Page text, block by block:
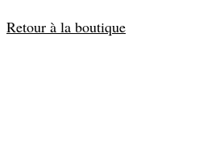
Retour à la boutique